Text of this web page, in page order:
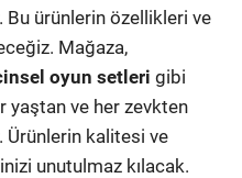
ürünlerin özellikleri ve
Mağaza,
oyun setleri gibi
yaştan ve her zevkten
kalitesi ve
unutulmaz kılacak.